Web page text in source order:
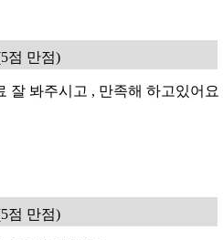
점 만점)
잘 봐주시고 , 만족해 하고있어요
점 만점)